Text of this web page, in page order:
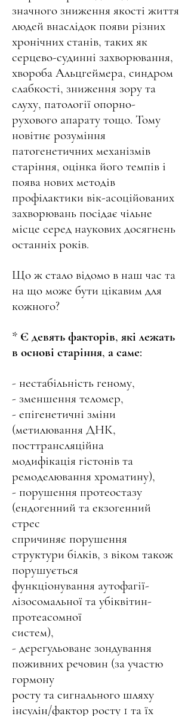
значного зниження якості життя
людей внаслідок появи різних
хронічних станів, таких як
серцево-судинні захворювання,
хвороба Альцгеймера, синдром
слабкості, зниження зору та
слуху, патології опорно-
рухового апарату тощо. Тому
новітнє розуміння
патогенетичних механізмів
старіння, оцінка його темпів і
поява нових методів
профілактики вік-асоційованих
захворювань посідає чільне
місце серед наукових досягнень
останніх років.
Що ж стало відомо в наш час та
на що може бути цікавим для
кожного?
* Є девять факторів, які лежать
в основі старіння, а саме:
- нестабільність геному,
- зменшення теломер,
- епігенетичні зміни
(метилювання ДНК,
посттрансляційна
модифікація гістонів та
ремоделювання хроматину),
- порушення протеостазу
(ендогенний та екзогенний
стрес
спричиняє порушення
структури білків, з віком також
порушується
функціонування аутофагії-
лізосомальної та убіквітин-
протеасомної
систем),
- дерегульоване зондування
поживних речовин (за участю
гормону
росту та сигнального шляху
інсулін/фактор росту 1 та їх